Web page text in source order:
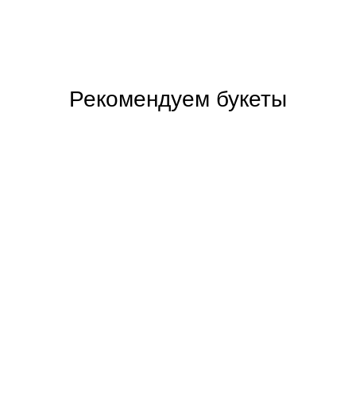
Рекомендуем букеты